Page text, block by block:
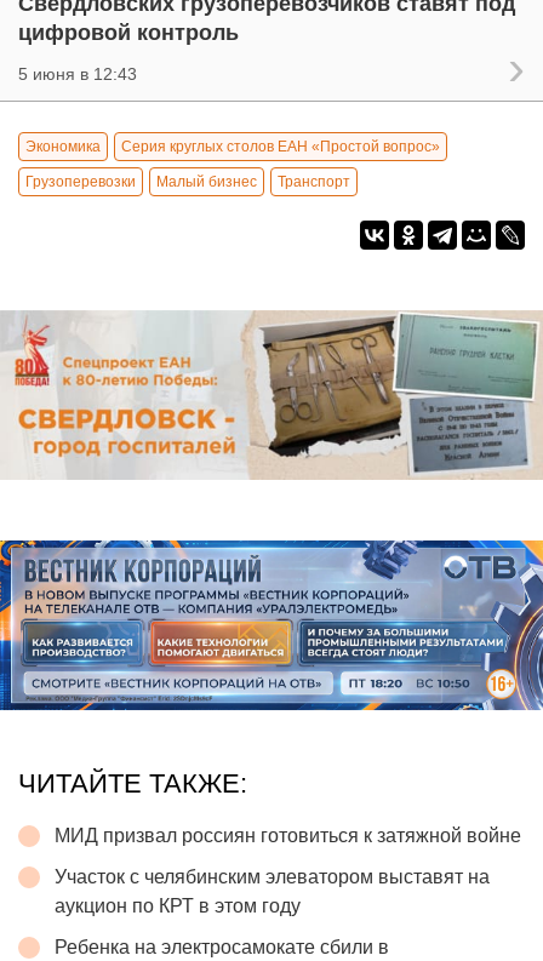
цифровой контроль
5 июня в 12:43
Экономика Серия круглых столов ЕАН «Простой вопрос»
Грузоперевозки Малый бизнес Транспорт
ЧИТАЙТЕ ТАКЖЕ:
МИД призвал россиян готовиться к затяжной войне
Участок с челябинским элеватором выставят на
аукцион по КРТ в этом году
Ребенка на электросамокате сбили в